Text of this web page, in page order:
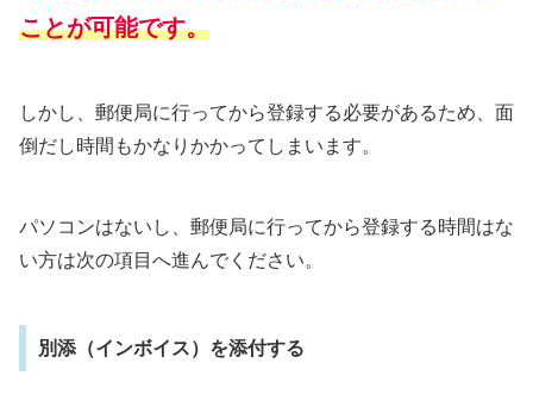
ことが可能です。
しかし、郵便局に行ってから登録する必要があるため、面
倒だし時間もかなりかかってしまいます。
パソコンはないし、郵便局に行ってから登録する時間はな
い方は次の項目へ進んでください。
別添（インボイス）を添付する